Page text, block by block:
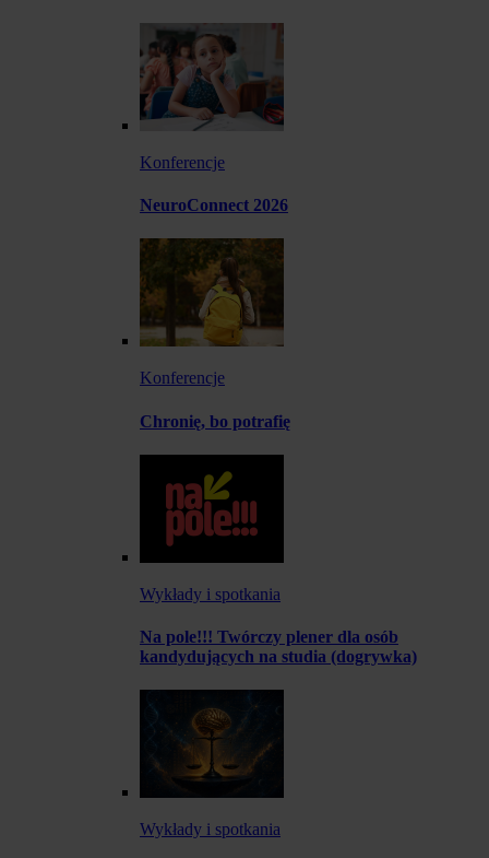
Konferencje
NeuroConnect 2026
Konferencje
Chronię, bo potrafię
Wykłady i spotkania
Na pole!!! Twórczy plener dla osób
kandydujących na studia (dogrywka)
Wykłady i spotkania